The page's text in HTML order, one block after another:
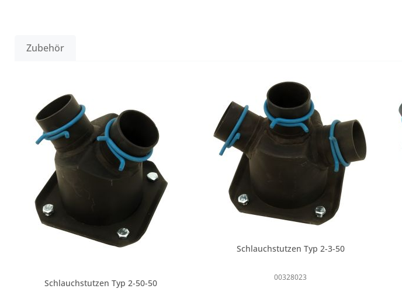
Zubehör
Schlauchstutzen Typ 2-50-50
Schlauchstutzen Typ 2-3-50
00328023